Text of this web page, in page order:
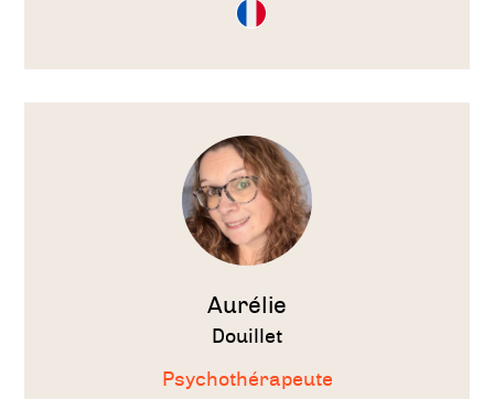
Consultation
en
Voir
Aurélie
Douillet
Psychothérapeute